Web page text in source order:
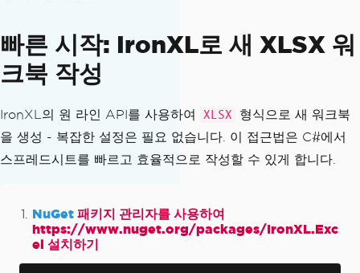
빠른 시작: IronXL로 새 XLSX 워
크북 작성
IronXL의 원 라인 API를 사용하여 XLSX
형식으로 새 워크북
을 생성 - 복잡한 설정은 필요 없습니다. 이 접근법은 C#에서
스프레드시트를 빠르고 효율적으로 작성할 수 있게 합니다.
NuGet 패키지 관리자를 사용하여
https://www.nuget.org/packages/IronXL.Exc
el 설치하기